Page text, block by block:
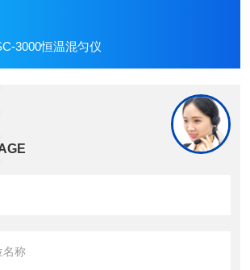
3000恒温混匀仪